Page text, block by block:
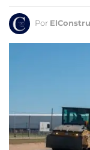
Por